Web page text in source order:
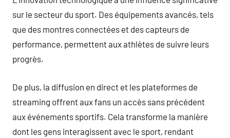
sur le secteur du sport. Des équipements avancés, tels
que des montres connectées et des capteurs de
performance, permettent aux athlètes de suivre leurs
progrès.
De plus, la diffusion en direct et les plateformes de
streaming offrent aux fans un accès sans précédent
aux événements sportifs. Cela transforme la manière
dont les gens interagissent avec le sport, rendant